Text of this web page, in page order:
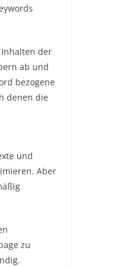
der
ab und
bezogene
denen die
und
Aber
zu